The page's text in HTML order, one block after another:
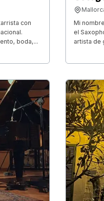
con
boda,...
Mi
el
artista de